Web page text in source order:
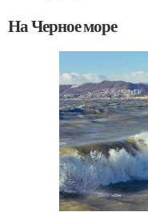
На Черное море